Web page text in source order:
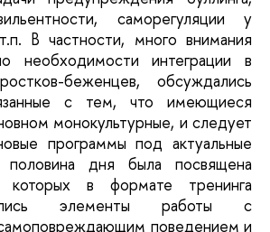
саморегуляции у
В частности, много внимания
необходимости интеграции в
беженцев, обсуждались
с тем, что имеющиеся
монокультурные, и следует
программы под актуальные
половина дня была посвящена
которых в формате тренинга
элементы работы с
поведением и